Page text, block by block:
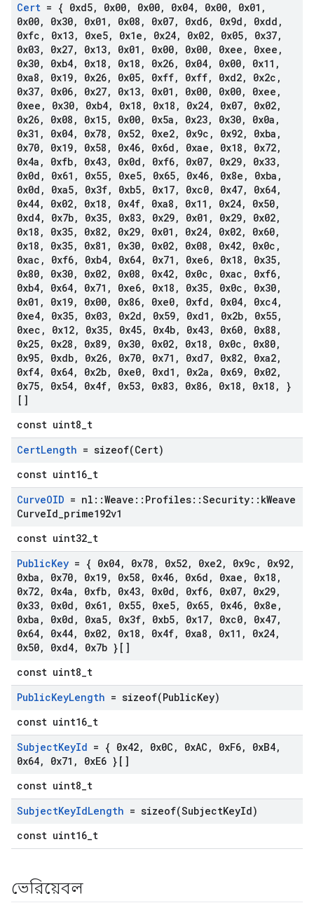
Cert = { 0xd5, 0x00, 0x00, 0x04, 0x00, 0x01 ,
0x00, 0x30, 0x01 , 0x08 , 0x07, 0xd6, 0x9d , 0xdd ,
0xfc , 0x13, 0xe5, 0x1e , 0x24, 0x02, 0x05, 0x37,
0x03, 0x27, 0x13, 0x01 , 0x00, 0x00, 0xee , 0xee ,
0x30, 0xb4, 0x18 , 0x18 , 0x26, 0x04, 0x00, 0x11 ,
0xa8 , 0x19, 0x26, 0x05, 0xff, 0xff, 0xd2, 0x2c ,
0x37, 0x06, 0x27, 0x13, 0x01 , 0x00, 0x00, 0xee ,
0xee , 0x30, 0xb4, 0x18 , 0x18 , 0x24, 0x07, 0x02,
0x26, 0x08 , 0x15, 0x00, 0x5a , 0x23, 0x30, 0x0a ,
0x31 , 0x04, 0x78 , 0x52, 0xe2, 0x9c , 0x92, 0xba ,
0x70, 0x19, 0x58 , 0x46, 0x6d , 0xae , 0x18 , 0x72,
0x4a , 0xfb, 0x43, 0x0d , 0xf6, 0x07, 0x29, 0x33,
0x0d , 0x61 , 0x55, 0xe5, 0x65, 0x46, 0x8e , 0xba ,
0x0d , 0xa5, 0x3f, 0xb5, 0x17, 0xc0, 0x47, 0x64,
0x44, 0x02, 0x18 , 0x4f, 0xa8 , 0x11 , 0x24, 0x50,
0xd4, 0x7b, 0x35, 0x83, 0x29, 0x01 , 0x29, 0x02,
0x18 , 0x35, 0x82, 0x29, 0x01 , 0x24, 0x02, 0x60,
0x18 , 0x35, 0x81 , 0x30, 0x02, 0x08 , 0x42, 0x0c ,
0xac , 0xf6, 0xb4, 0x64, 0x71 , 0xe6, 0x18 , 0x35,
0x80, 0x30, 0x02, 0x08 , 0x42, 0x0c , 0xac , 0xf6,
0xb4, 0x64, 0x71 , 0xe6, 0x18 , 0x35, 0x0c , 0x30,
0x01 , 0x19, 0x00, 0x86, 0xe0, 0xfd , 0x04, 0xc4,
0xe4, 0x35, 0x03, 0x2d , 0x59, 0xd1 , 0x2b, 0x55,
0xec , 0x12, 0x35, 0x45, 0x4b, 0x43, 0x60, 0x88 ,
0x25, 0x28 , 0x89, 0x30, 0x02, 0x18 , 0x0c , 0x80,
0x95, 0xdb, 0x26, 0x70, 0x71 , 0xd7, 0x82, 0xa2,
0xf4, 0x64, 0x2b, 0xe0, 0xd1 , 0x2a , 0x69, 0x02,
0x75, 0x54, 0x4f, 0x53, 0x83, 0x86, 0x18 , 0x18 ,
}
[]
const uint8_t
CertLength = sizeof(Cert)
const uint16_t
CurveOID = nl ::Weave :: Profiles::Security:: kWeave
CurveId prime192v1
const uint32_t
PublicKey = { 0x04, 0x78 , 0x52, 0xe2, 0x9c , 0x92,
0xba , 0x70, 0x19, 0x58 , 0x46, 0x6d , 0xae , 0x18 ,
0x72, 0x4a , 0xfb, 0x43, 0x0d , 0xf6, 0x07, 0x29,
0x33, 0x0d , 0x61 , 0x55, 0xe5, 0x65, 0x46, 0x8e ,
0xba , 0x0d , 0xa5, 0x3f, 0xb5, 0x17, 0xc0, 0x47,
0x64, 0x44, 0x02, 0x18 , 0x4f, 0xa8 , 0x11 , 0x24,
0x50, 0xd4,
0x7b }[]
const uint8_t
PublicKeyLength = sizeof(PublicKey)
const uint16_t
SubjectKeyId = { 0x42, 0x0C , 0xAC , 0xF6, 0xB4,
0x64, 0x71 , 0xE6 }[]
const uint8_t
SubjectKeyIdLength = sizeof(SubjectKeyId)
const uint16_t
ভেরিয়েবল